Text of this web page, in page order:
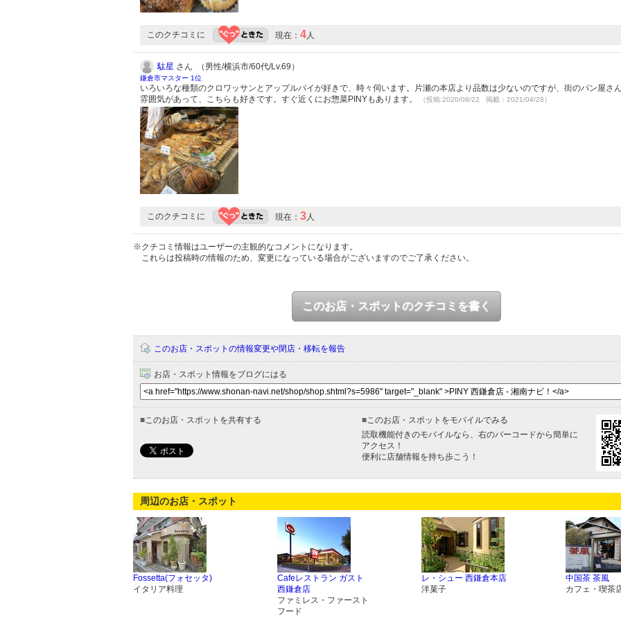
このクチコミに 現在： 4人
駄星 さん （男性/横浜市/60代/Lv.69）
鎌倉市マスター 1位
いろいろな種類のクロワッサンとアップルパイが好きで、時々伺います。片瀬の本店より品数は少ないのですが、街のパン屋さ
雰囲気があって、こちらも好きです。すぐ近くにお惣菜PINYもあります。
（投稿:2020/08/22 掲載：2021/04/28）
このクチコミに 現在： 3人
※クチコミ情報はユーザーの主観的なコメントになります。
これらは投稿時の情報のため、変更になっている場合がございますのでご了承ください。
このお店・スポットのクチコミを書く
このお店・スポットの情報変更や閉店・移転を報告
お店・スポット情報をブログにはる
■このお店・スポットを共有する ■このお店・スポットをモバイルでみる
読取機能付きのモバイルなら、右のバーコードから簡単に
アクセス！
便利に店舗情報を持ち歩こう！
周辺のお店・スポット
Fossetta(フォセッタ)
イタリア料理
Cafeレストラン ガスト
西鎌倉店
ファミレス・ファースト
フード
レ・シュー 西鎌倉本店
洋菓子
中国茶 茶風
カフェ・喫茶